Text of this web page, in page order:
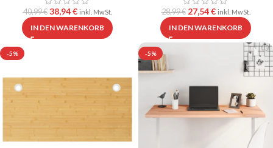
40,99€ 38,94€ inkl. MwSt.
IN DEN WARENKORB
28,99€ 27,54€ inkl. MwSt.
IN DEN WARENKORB
-5% -5%